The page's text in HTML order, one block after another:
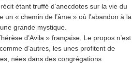
étant truffé d’anecdotes sur la vie du
« chemin de l’âme » où l’abandon à la
grande mystique.
d’Avila » française. Le propos n’est
d’autres, les unes profitent de
nées dans des congrégations